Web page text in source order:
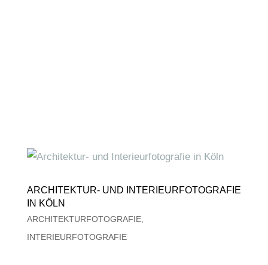
ARCHITEKTUR- UND INTERIEURFOTOGRAFIE
IN KÖLN
ARCHITEKTURFOTOGRAFIE,
INTERIEURFOTOGRAFIE